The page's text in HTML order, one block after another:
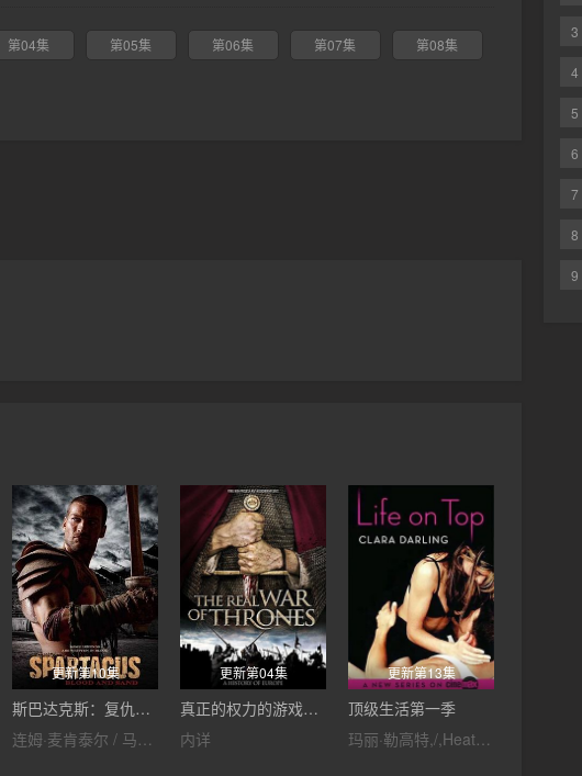
第04集 第05集 第06集 第07集 第08集
更新第10集
斯巴达克斯：复仇第二季
连姆·麦肯泰尔 / 马努·贝内特 / 丹尼尔·弗雷里格尔 / 彼得·门萨 / 露西·劳莱丝
更新第04集
真正的权力的游戏第一季
内详
更新第13集
顶级生活第一季
玛丽·勒高特,/,Heather,Vandeven,/,克里斯塔·艾恩,/,Mia,Presley
3
4
5
6
7
8
9